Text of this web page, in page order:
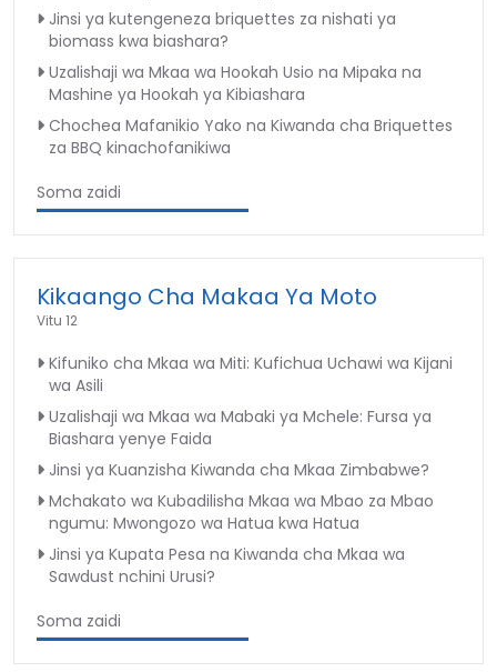
Jinsi ya kutengeneza briquettes za nishati ya
biomass kwa biashara?
Uzalishaji wa Mkaa wa Hookah Usio na Mipaka na
Mashine ya Hookah ya Kibiashara
Chochea Mafanikio Yako na Kiwanda cha Briquettes
za BBQ kinachofanikiwa
Soma zaidi
Kikaango Cha Makaa Ya Moto
Vitu 12
Kifuniko cha Mkaa wa Miti: Kufichua Uchawi wa Kijani
wa Asili
Uzalishaji wa Mkaa wa Mabaki ya Mchele: Fursa ya
Biashara yenye Faida
Jinsi ya Kuanzisha Kiwanda cha Mkaa Zimbabwe?
Mchakato wa Kubadilisha Mkaa wa Mbao za Mbao
ngumu: Mwongozo wa Hatua kwa Hatua
Jinsi ya Kupata Pesa na Kiwanda cha Mkaa wa
Sawdust nchini Urusi?
Soma zaidi